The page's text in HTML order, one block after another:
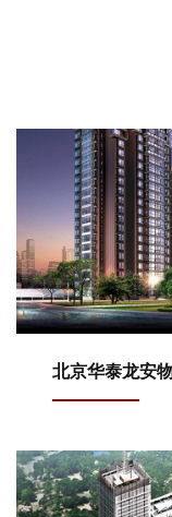
北京华泰龙安